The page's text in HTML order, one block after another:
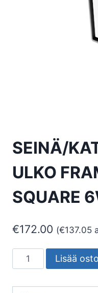
SEINÄ/
ULKO
SQUARE
€172.00 (€137.05
SEINÄ/
ULKO
Lisää